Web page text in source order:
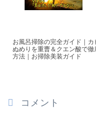
お風呂掃除の完全ガイド｜カ
ぬめりを重曹＆クエン酸で徹
方法｜お掃除美装ガイド
コメント